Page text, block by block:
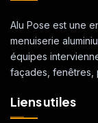
Alu Pose est une
menuiserie
équipes
façades, fenêtres,
Liens utiles